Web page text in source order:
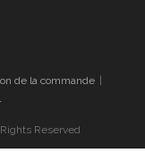
de la commande
Reserved